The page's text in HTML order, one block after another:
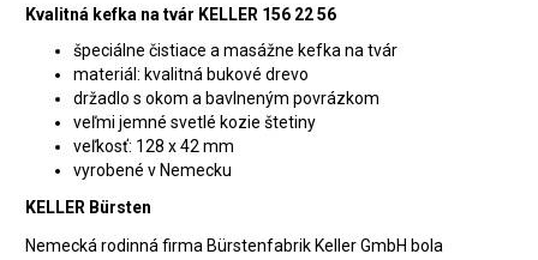
Kvalitná kefka na tvár KELLER 156 22 56
špeciálne čistiace a masážne kefka na tvár
materiál: kvalitná bukové drevo
držadlo s okom a bavlneným povrázkom
veľmi jemné svetlé kozie štetiny
veľkosť: 128 x 42 mm
vyrobené v Nemecku
KELLER Bürsten
Nemecká rodinná firma Bürstenfabrik Keller GmbH bola